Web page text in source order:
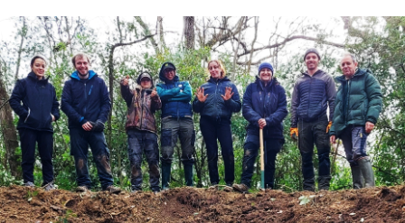
Trouver
sa
voie